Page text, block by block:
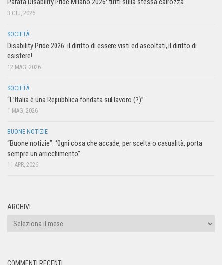
Parata Disability Pride Milano 2026: tutti sulla stessa carrozza
3 GIU, 2026
SOCIETÀ
Disability Pride 2026: il diritto di essere visti ed ascoltati, il diritto di
esistere!
12 MAG, 2026
SOCIETÀ
“L’Italia è una Repubblica fondata sul lavoro (?)”
1 MAG, 2026
BUONE NOTIZIE
“Buone notizie”. “0gni cosa che accade, per scelta o casualità, porta
sempre un arricchimento”
11 APR, 2026
ARCHIVI
COMMENTI RECENTI